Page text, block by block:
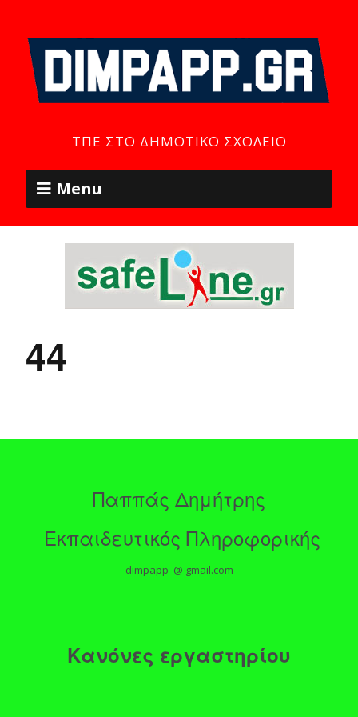
ΤΠΕ ΣΤΟ ΔΗΜΟΤΙΚΌ ΣΧΟΛΕΊΟ
Menu
44
Παππάς Δημήτρης
Εκπαιδευτικός Πληροφορικής
dimpapp @ gmail.com
Κανόνες εργαστηρίου